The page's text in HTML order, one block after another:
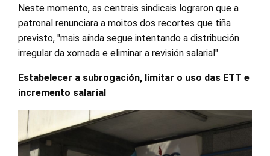
Neste momento, as centrais sindicais lograron que a
patronal renunciara a moitos dos recortes que tiña
previsto, "mais aínda segue intentando a distribución
irregular da xornada e eliminar a revisión salarial".
Estabelecer a subrogación, limitar o uso das ETT e
incremento salarial